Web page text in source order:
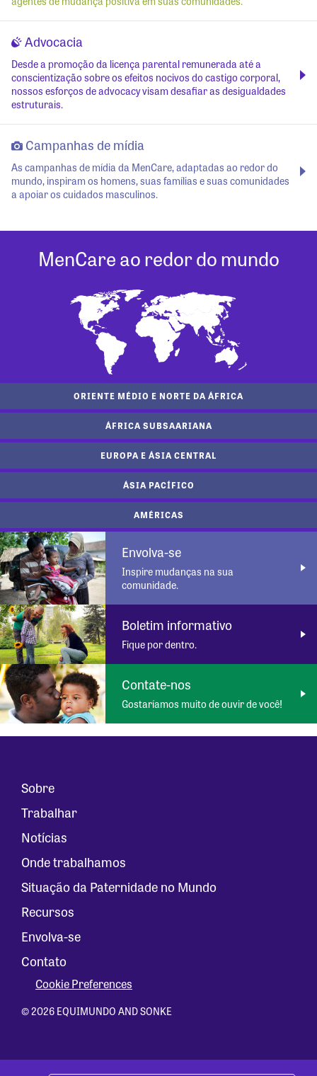
Advocacia
Desde a promoção da licença parental remunerada até a
conscientização sobre os efeitos nocivos do castigo corporal,
nossos esforços de advocacy visam desafiar as desigualdades
estruturais.
Campanhas de mídia
As campanhas de mídia da MenCare, adaptadas ao redor do
mundo, inspiram os homens, suas famílias e suas comunidades
a apoiar os cuidados masculinos.
MenCare ao redor do mundo
ORIENTE MÉDIO E NORTE DA ÁFRICA
ÁFRICA SUBSAARIANA
EUROPA E ÁSIA CENTRAL
ÁSIA PACÍFICO
AMÉRICAS
Envolva-se
Inspire mudanças na sua
comunidade.
Boletim informativo
Fique por dentro.
Contate-nos
Gostaríamos muito de ouvir de você!
Sobre
Trabalhar
Notícias
Onde trabalhamos
Situação da Paternidade no Mundo
Recursos
Envolva-se
Contato
Cookie Preferences
© 2026 EQUIMUNDO AND SONKE